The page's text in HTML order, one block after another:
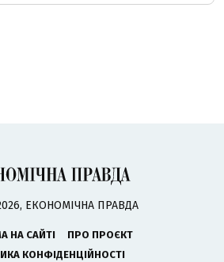
ЕКОНОМІЧНА ПРАВДА
НА САЙТІ
ПРО ПРОЄКТ
КОНФІДЕНЦІЙНОСТІ